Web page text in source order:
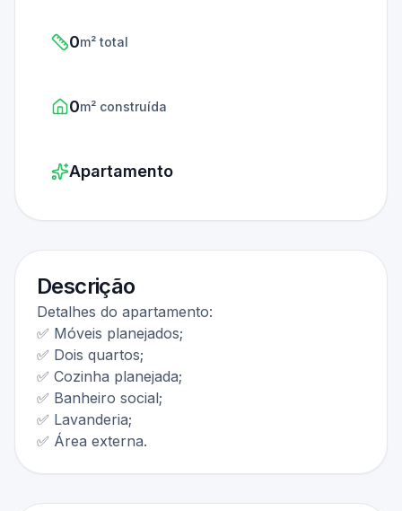
0m² total
0m² construída
Apartamento
Descrição
Detalhes do apartamento:
✅ Móveis planejados;
✅ Dois quartos;
✅ Cozinha planejada;
✅ Banheiro social;
✅ Lavanderia;
✅ Área externa.